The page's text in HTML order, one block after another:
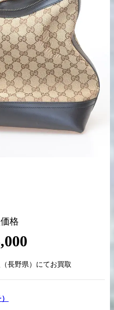
宅配買取の
お申込み
格
（長野県）にてお買取
）